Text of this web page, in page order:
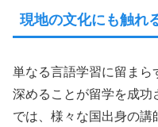
現地の文化にも触れ
単なる言語学習に留まら
深めることが留学を成功
では、様々な国出身の講